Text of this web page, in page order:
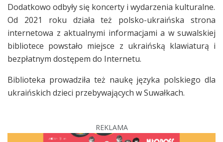
Dodatkowo odbyły się koncerty i wydarzenia kulturalne.
Od 2021 roku działa też polsko-ukraińska strona
internetowa z aktualnymi informacjami a w suwalskiej
bibliotece powstało miejsce z ukraińską klawiaturą i
bezpłatnym dostępem do Internetu.
Biblioteka prowadziła też naukę języka polskiego dla
ukraińskich dzieci przebywających w Suwałkach.
REKLAMA